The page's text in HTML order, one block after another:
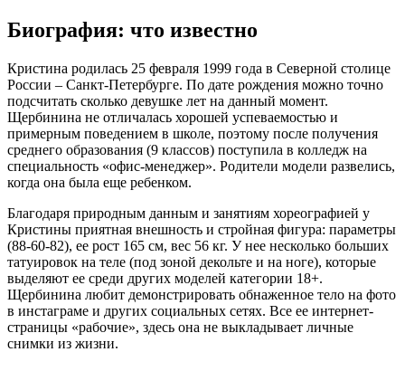
Биография: что известно
Кристина родилась 25 февраля 1999 года в Северной столице
России – Санкт-Петербурге. По дате рождения можно точно
подсчитать сколько девушке лет на данный момент.
Щербинина не отличалась хорошей успеваемостью и
примерным поведением в школе, поэтому после получения
среднего образования (9 классов) поступила в колледж на
специальность «офис-менеджер». Родители модели развелись,
когда она была еще ребенком.
Благодаря природным данным и занятиям хореографией у
Кристины приятная внешность и стройная фигура: параметры
(88-60-82), ее рост 165 см, вес 56 кг. У нее несколько больших
татуировок на теле (под зоной декольте и на ноге), которые
выделяют ее среди других моделей категории 18+.
Щербинина любит демонстрировать обнаженное тело на фото
в инстаграме и других социальных сетях. Все ее интернет-
страницы «рабочие», здесь она не выкладывает личные
снимки из жизни.